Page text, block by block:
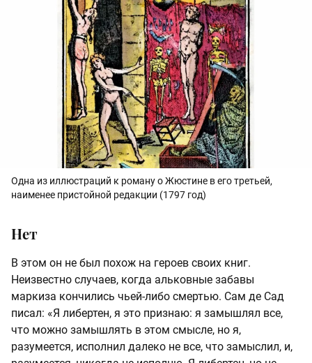
Одна из иллюстраций к роману о Жюстине в его третьей,
наименее пристойной редакции (1797 год)
Нет
В этом он не был похож на героев своих книг.
Неизвестно случаев, когда альковные забавы
маркиза кончились чьей-либо смертью. Сам де Сад
писал: «Я либертен, я это признаю: я замышлял все,
что можно замышлять в этом смысле, но я,
разумеется, исполнил далеко не все, что замыслил, и,